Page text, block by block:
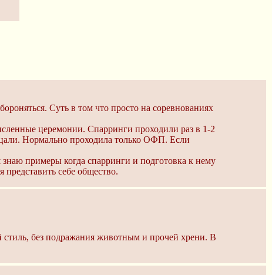
Суть в том что просто на соревнованиях
церемонии. Спарринги проходили раз в 1-2
Нормально проходила только ОФП. Если
примеры когда спарринги и подготовка к нему
себе общество.
стиль, без подражания животным и прочей хрени. В